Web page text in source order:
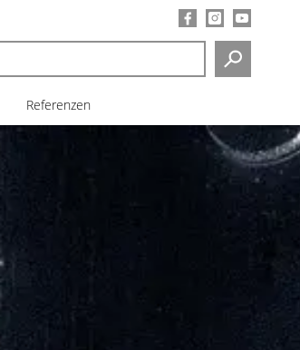
SUCHEN
Referenzen